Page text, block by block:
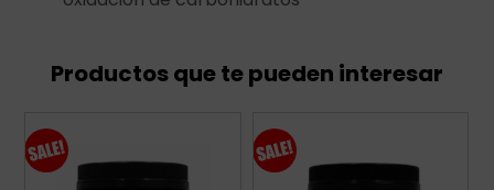
Productos que te pueden interesar